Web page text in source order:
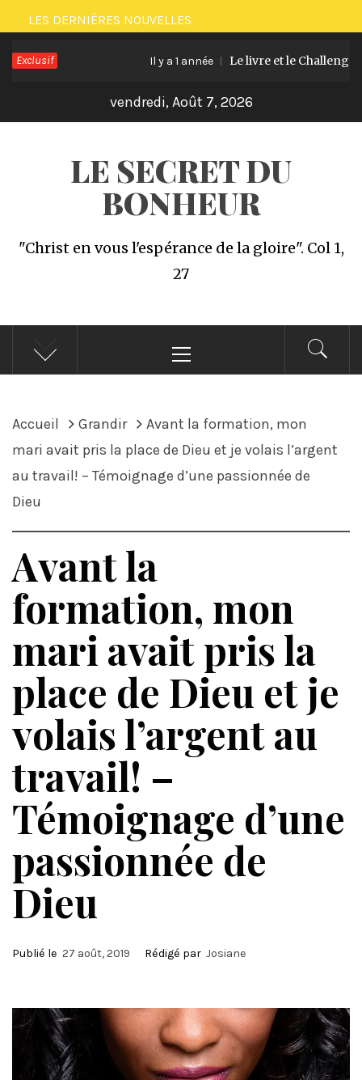
Passer
au
contenu
LES DERNIÈRES NOUVELLES
Exclusif Il y a 1 année Le livre et le Challenge offert
vendredi, Août 7, 2026
LE SECRET DU
BONHEUR
"Christ en vous l'espérance de la gloire". Col 1,
27
principal
Accueil Grandir
Avant la formation, mon
mari avait pris la place de Dieu et je volais l’argent
au travail! – Témoignage d’une passionnée de
Dieu
Avant la
formation, mon
mari avait pris la
place de Dieu et je
volais l’argent au
travail! –
Témoignage d’une
passionnée de
Dieu
Publié le 27 août, 2019 Rédigé par Josiane